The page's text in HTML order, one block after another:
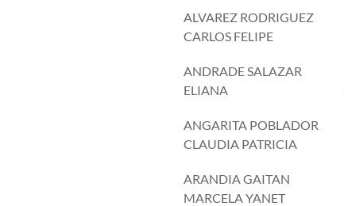
ALVAREZ RODRIGUEZ
CARLOS FELIPE
ANDRADE SALAZAR
ELIANA
ANGARITA POBLADOR
CLAUDIA PATRICIA
ARANDIA GAITAN
MARCELA YANET